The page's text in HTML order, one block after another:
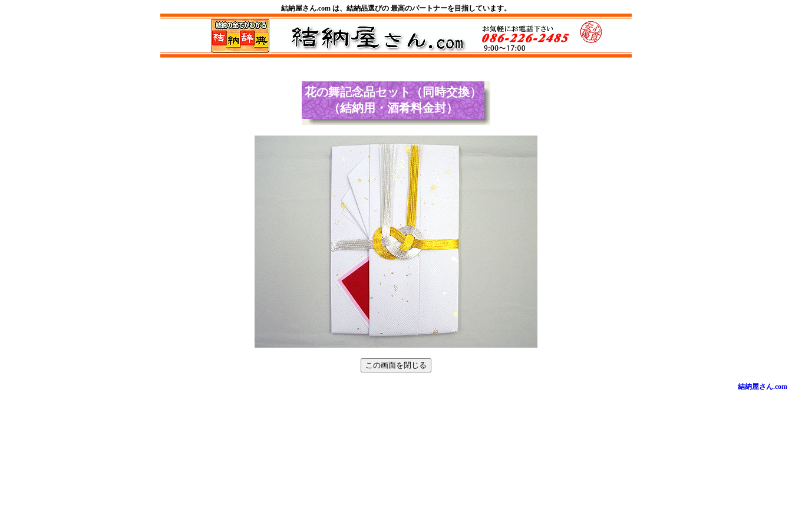
結納屋さん.com は、結納品選びの 最高のパートナーを目指しています。
花の舞記念品セット（同時交換）
（結納用・酒肴料金封）
結納屋さん.com